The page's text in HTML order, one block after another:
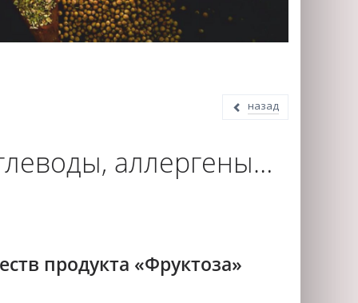
назад
аллергены…
продукта «Фруктоза»